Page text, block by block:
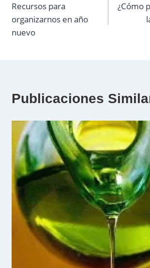
de
entradas
Recursos para
organizarnos en año
nuevo
¿Cómo
Publicaciones